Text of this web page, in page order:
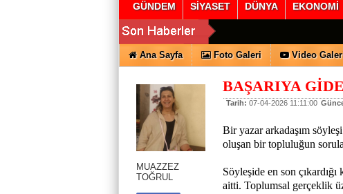
GÜNDEM SİYASET DÜNYA EKONOMİ
Ana Sayfa Foto Galeri Video
MUAZZEZ
TOĞRUL
BAŞARIYA
Tarih: 07-04-2026 11:11:00
Bir yazar arkadaşım
oluşan bir topluluğun
Söyleşide en son çıkardığı
aitti. Toplumsal gerçeklik